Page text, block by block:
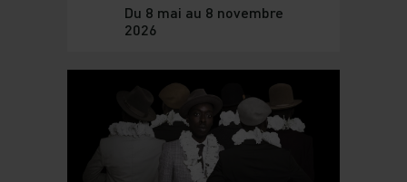
Du 8 mai au 8 novembre
2026